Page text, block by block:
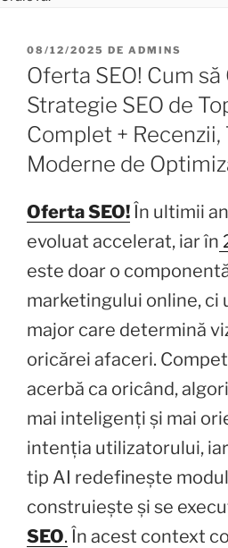
08/12/2025 DE ADMINS
Oferta SEO! Cum
Strategie SEO de
Complet + Recenzii,
Moderne de
Oferta SEO! În ultimii
evoluat accelerat, iar în
este doar o
marketingului online, ci
major care determină
oricărei afaceri.
acerbă ca oricând,
mai inteligenți și mai
intenția utilizatorului,
tip AI redefinește
construiește și se
SEO. În acest context